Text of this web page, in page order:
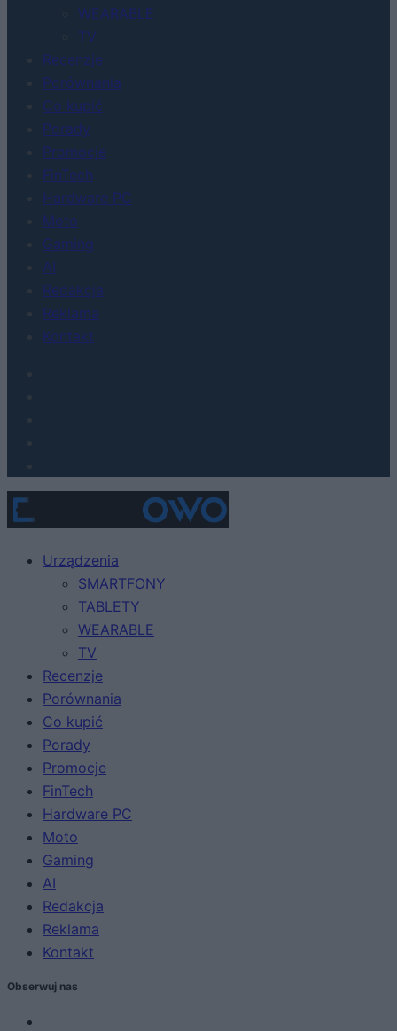
WEARABLE
TV
Recenzje
Porównania
Co kupić
Porady
Promocje
FinTech
Hardware PC
Moto
Gaming
AI
Redakcja
Reklama
Kontakt
Urządzenia
SMARTFONY
TABLETY
WEARABLE
TV
Recenzje
Porównania
Co kupić
Porady
Promocje
FinTech
Hardware PC
Moto
Gaming
AI
Redakcja
Reklama
Kontakt
Obserwuj nas